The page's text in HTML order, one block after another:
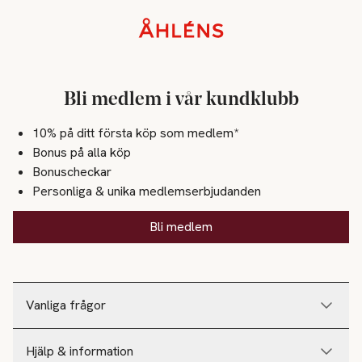
Slut i lager
Vanliga frågor
Hjälp & information
Bli medlem i vår kundklubb
10% på ditt första köp som medlem*
Bonus på alla köp
Bonuscheckar
Personliga & unika medlemserbjudanden
Bli medlem